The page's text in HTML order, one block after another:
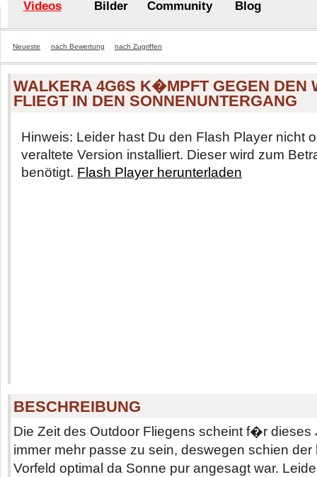
Videos Bilder Community Blog
Neueste nach Bewertung nach Zugriffen
WALKERA 4G6S K�MPFT GEGEN DEN
FLIEGT IN DEN SONNENUNTERGANG
Hinweis: Leider hast Du den Flash Player nicht
veraltete Version installiert. Dieser wird zum
benötigt. Flash Player herunterladen
BESCHREIBUNG
Die Zeit des Outdoor Fliegens scheint f�r dieses
immer mehr passe zu sein, deswegen schien der
Vorfeld optimal da Sonne pur angesagt war.